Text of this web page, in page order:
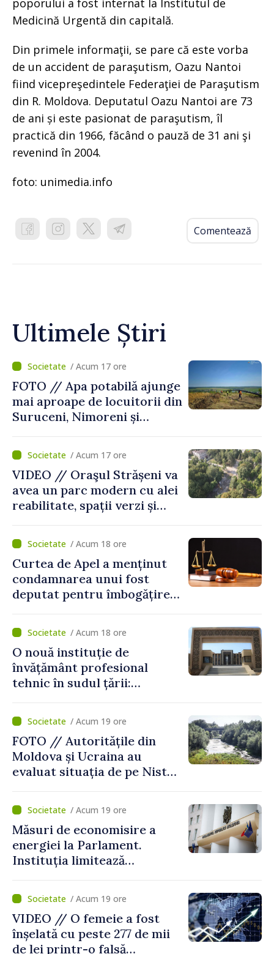
Medicină Urgentă din capitală.
Din primele informaţii, se pare că este vorba
de un accident de paraşutism, Oazu Nantoi
fiind vicepreşedintele Federaţiei de Paraşutism
din R. Moldova. Deputatul Oazu Nantoi are 73
de ani și este pasionat de paraşutism, îl
practică din 1966, făcând o pauză de 31 ani şi
revenind în 2004.
foto: unimedia.info
Comentează
Ultimele Știri
/ Acum 17 ore
FOTO // Apa potabilă ajunge
mai aproape de locuitorii din
Suruceni, Nimoreni și
/ Acum 17 ore
VIDEO // Oraşul Strășeni va
avea un parc modern cu alei
reabilitate, spații verzi și
/ Acum 18 ore
Curtea de Apel a menținut
condamnarea unui fost
deputat pentru îmbogățire
statului peste 2,4 milioane
de lei
/ Acum 18 ore
O nouă instituție de
învățământ profesional
tehnic în sudul țării:
înființarea Colegiului moldo-
turc la Comrat/ Acum 19 ore
FOTO // Autoritățile din
Moldova și Ucraina au
evaluat situația de pe Nistru
diminuarea riscurilor
/ Acum 19 ore
Măsuri de economisire a
energiei la Parlament.
Instituția limitează
apă caldă
/ Acum 19 ore
VIDEO // O femeie a fost
înșelată cu peste 277 de mii
de lei printr-o falsă